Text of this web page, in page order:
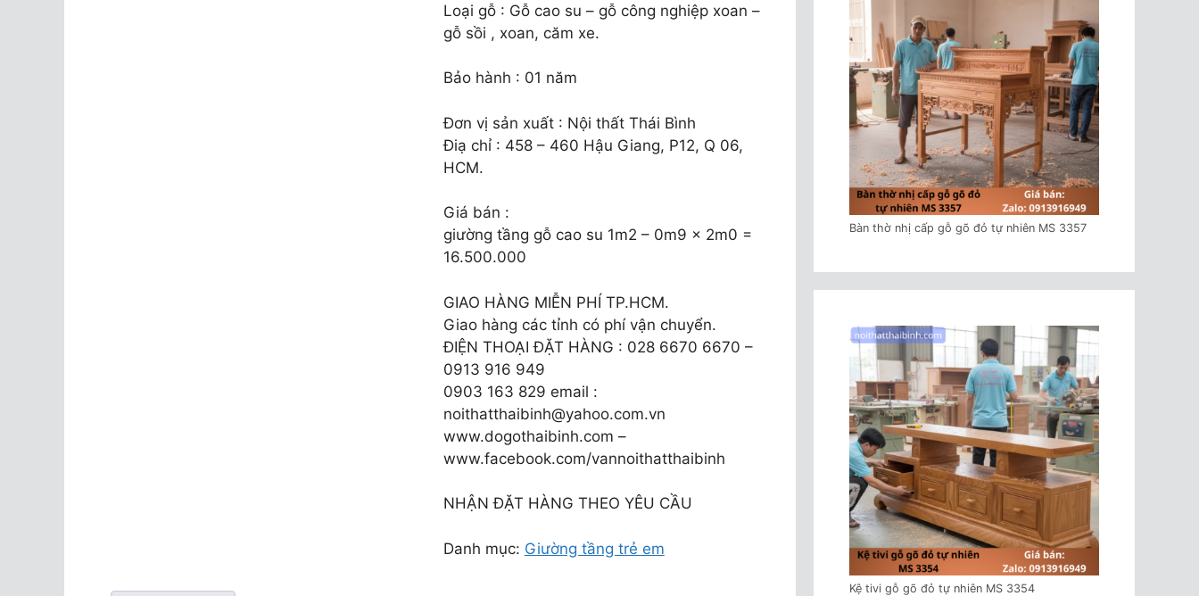
Loại gỗ : Gỗ cao su – gỗ công nghiệp xoan –
gỗ sồi , xoan, căm xe.
Bảo hành : 01 năm
Đơn vị sản xuất : Nội thất Thái Bình
Điạ chỉ : 458 – 460 Hậu Giang, P12, Q 06,
HCM.
Giá bán :
giường tầng gỗ cao su 1m2 – 0m9 x 2m0 =
16.500.000
GIAO HÀNG MIỄN PHÍ TP.HCM.
Giao hàng các tỉnh có phí vận chuyển.
ĐIỆN THOẠI ĐẶT HÀNG : 028 6670 6670 –
0913 916 949
0903 163 829 email :
noithatthaibinh@yahoo.com.vn
www.dogothaibinh.com –
www.facebook.com/vannoithatthaibinh
NHẬN ĐẶT HÀNG THEO YÊU CẦU
Danh mục: Giường tầng trẻ em
Bàn thờ nhị cấp gỗ gõ đỏ tự nhiên MS 3357
Kệ tivi gỗ gõ đỏ tự nhiên MS 3354